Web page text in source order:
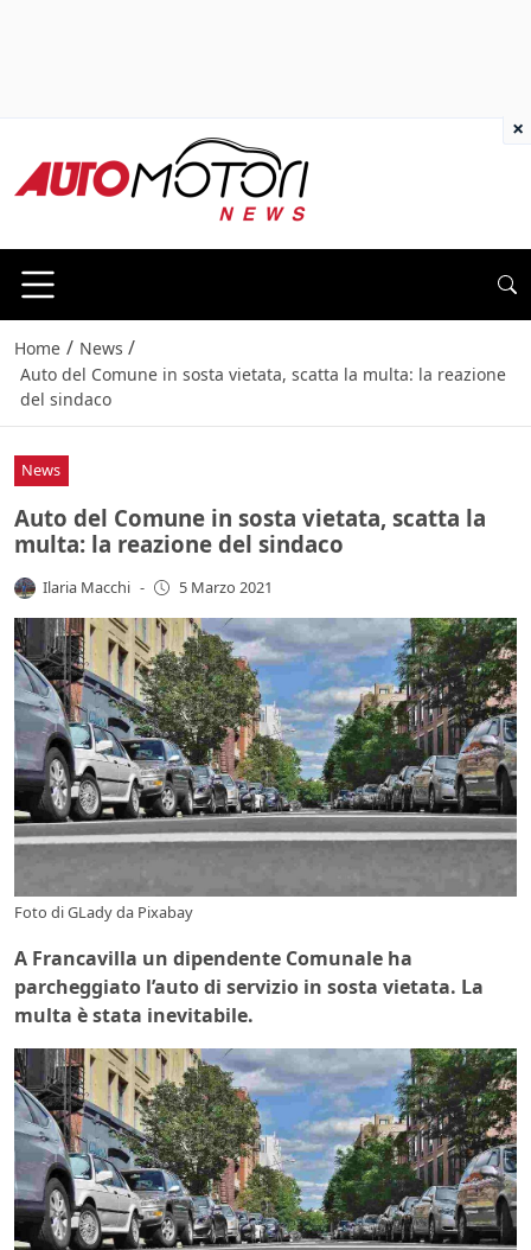
Home / News /
Auto del Comune in sosta vietata, scatta la multa: la reazione
del sindaco
News
Auto del Comune in sosta vietata, scatta la
multa: la reazione del sindaco
Ilaria Macchi - 5 Marzo 2021
Foto diGLadyda Pixabay
A Francavilla un dipendente Comunale ha
parcheggiato l’auto di servizio in sosta vietata. La
multa è stata inevitabile.
×